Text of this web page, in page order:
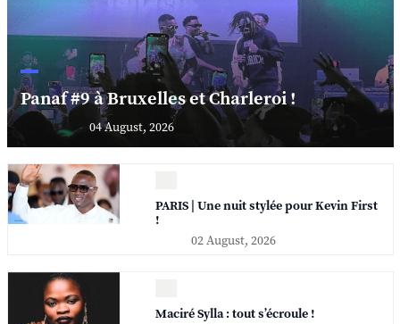
Panaf #9 à Bruxelles et Charleroi !
04 August, 2026
PARIS | Une nuit stylée pour Kevin First
!
02 August, 2026
Maciré Sylla : tout s’écroule !